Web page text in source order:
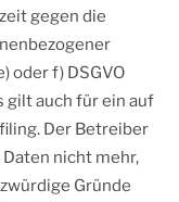
gegen die
oder f) DSGVO
gilt auch für ein auf
Der Betreiber
nicht mehr,
Gründe